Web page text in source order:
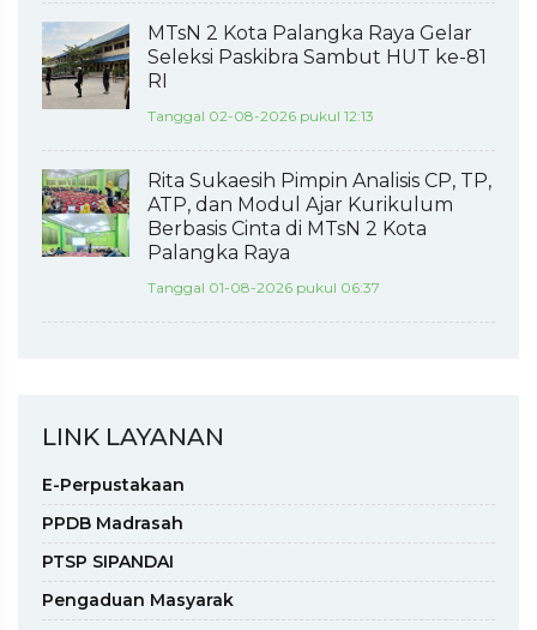
MTsN 2 Kota Palangka Raya Gelar
Seleksi Paskibra Sambut HUT ke-81
RI
Tanggal 02-08-2026 pukul 12:13
Rita Sukaesih Pimpin Analisis CP, TP,
ATP, dan Modul Ajar Kurikulum
Berbasis Cinta di MTsN 2 Kota
Palangka Raya
Tanggal 01-08-2026 pukul 06:37
LINK LAYANAN
E-Perpustakaan
PPDB Madrasah
PTSP SIPANDAI
Pengaduan Masyarak